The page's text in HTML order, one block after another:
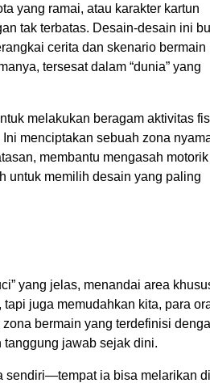
yang ramai, atau karakter kartun
tak terbatas. Desain-desain ini
cerita dan skenario bermain
tersesat dalam “dunia” yang
melakukan beragam aktivitas
menciptakan sebuah zona
membantu mengasah motorik
untuk memilih desain yang paling
yang jelas, menandai area
juga memudahkan kita, para
bermain yang terdefinisi
tanggung jawab sejak dini.
sendiri—tempat ia bisa melarikan